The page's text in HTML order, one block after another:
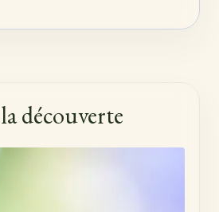
découverte